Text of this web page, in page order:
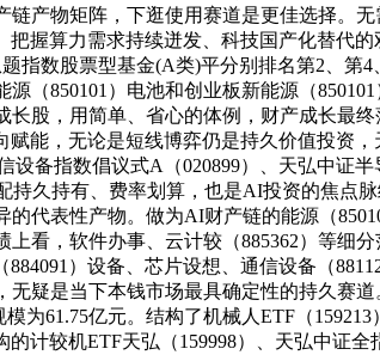
产物矩阵，下逛使用赛道是更佳选择。
握算力需求持续迸发、科技国产化替代
数股票型基金(A类)平分别排名第2、第
（850101）电池和创业板新能源（
股，用简单、省心的体例，财产成长最
能，无论是短线博弈仍是持久价值投资
设备指数倡议式A（020899）、天弘中证
久持有、费率划算，也是AI投资的焦点
代表性产物。做为AI财产链的能源（
看，软件办事、云计较（885362）等
）设备、芯片设想、通信设备（
疑是当下本钱市场最具确定性的持久赛
为61.75亿元。结构了机械人ETF（
计较机ETF天弘（159998）、天弘中证